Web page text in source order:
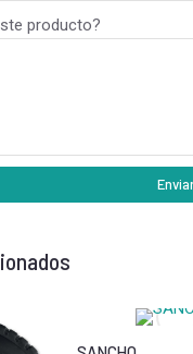
producto?